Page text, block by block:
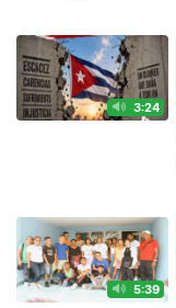
3:24
5:39